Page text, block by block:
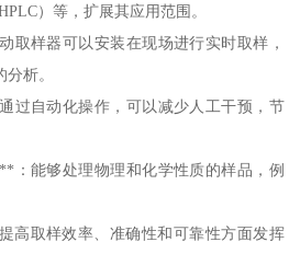
）等，扩展其应用范围。
取样器可以安装在现场进行实时取样，
析。
过自动化操作，可以减少人工干预，节
：能够处理物理和化学性质的样品，例
高取样效率、准确性和可靠性方面发挥